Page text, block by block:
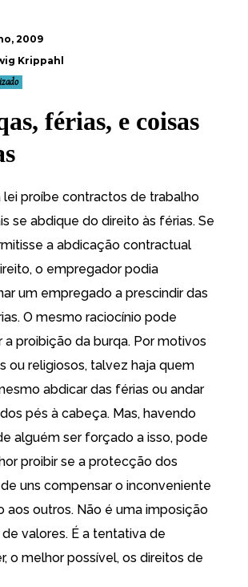
2009
Krippahl
férias, e coisas
lei proíbe contractos de trabalho
se abdique do direito às férias. Se
a abdicação contractual
o empregador podia
um empregado a prescindir das
O mesmo raciocínio pode
a proibição da burqa. Por motivos
ou religiosos, talvez haja quem
abdicar das férias ou andar
pés à cabeça. Mas, havendo
alguém ser forçado a isso, pode
proibir se a protecção dos
uns compensar o inconveniente
aos outros. Não é uma imposição
valores. É a tentativa de
o melhor possível, os direitos de